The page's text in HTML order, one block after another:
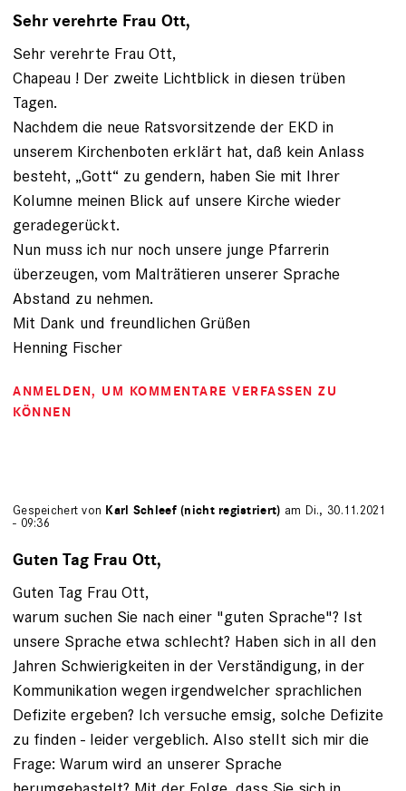
Sehr verehrte Frau Ott,
Sehr verehrte Frau Ott,
Chapeau ! Der zweite Lichtblick in diesen trüben
Tagen.
Nachdem die neue Ratsvorsitzende der EKD in
unserem Kirchenboten erklärt hat, daß kein Anlass
besteht, „Gott“ zu gendern, haben Sie mit Ihrer
Kolumne meinen Blick auf unsere Kirche wieder
geradegerückt.
Nun muss ich nur noch unsere junge Pfarrerin
überzeugen, vom Malträtieren unserer Sprache
Abstand zu nehmen.
Mit Dank und freundlichen Grüßen
Henning Fischer
ANMELDEN, UM KOMMENTARE VERFASSEN ZU
KÖNNEN
Gespeichert von Karl Schleef (nicht registriert) am Di., 30.11.2021
- 09:36
Guten Tag Frau Ott,
Guten Tag Frau Ott,
warum suchen Sie nach einer "guten Sprache"? Ist
unsere Sprache etwa schlecht? Haben sich in all den
Jahren Schwierigkeiten in der Verständigung, in der
Kommunikation wegen irgendwelcher sprachlichen
Defizite ergeben? Ich versuche emsig, solche Defizite
zu finden - leider vergeblich. Also stellt sich mir die
Frage: Warum wird an unserer Sprache